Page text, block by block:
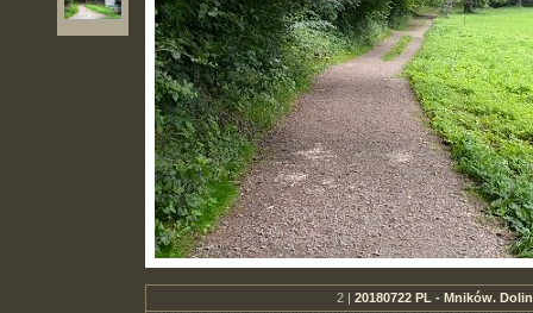
2 | 20180722 PL - Mników.